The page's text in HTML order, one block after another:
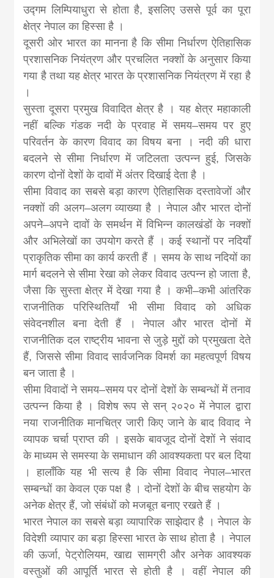
उद्गम लिम्पियाधुरा से होता है, इसलिए उससे पूर्व का पूरा
क्षेत्र नेपाल का हिस्सा है ।
दूसरी ओर भारत का मानना है कि सीमा निर्धारण ऐतिहासिक
प्रशासनिक नियंत्रण और प्रचलित नक्शों के अनुसार किया
गया है तथा यह क्षेत्र भारत के प्रशासनिक नियंत्रण में रहा है
।
सुस्ता दूसरा प्रमुख विवादित क्षेत्र है । यह क्षेत्र महाकाली
नहीं बल्कि गंडक नदी के प्रवाह में समय–समय पर हुए
परिवर्तन के कारण विवाद का विषय बना । नदी की धारा
बदलने से सीमा निर्धारण में जटिलता उत्पन्न हुई, जिसके
कारण दोनों देशों के दावों में अंतर दिखाई देता है ।
सीमा विवाद का सबसे बड़ा कारण ऐतिहासिक दस्तावेजों और
नक्शों की अलग–अलग व्याख्या है । नेपाल और भारत दोनों
अपने–अपने दावों के समर्थन में विभिन्न कालखंडों के नक्शों
और अभिलेखों का उपयोग करते हैं । कई स्थानों पर नदियाँ
प्राकृतिक सीमा का कार्य करती हैं । समय के साथ नदियों का
मार्ग बदलने से सीमा रेखा को लेकर विवाद उत्पन्न हो जाता है,
जैसा कि सुस्ता क्षेत्र में देखा गया है । कभी–कभी आंतरिक
राजनीतिक परिस्थितियाँ भी सीमा विवाद को अधिक
संवेदनशील बना देती हैं । नेपाल और भारत दोनों में
राजनीतिक दल राष्ट्रीय भावना से जुड़े मुद्दों को प्रमुखता देते
हैं, जिससे सीमा विवाद सार्वजनिक विमर्श का महत्वपूर्ण विषय
बन जाता है ।
सीमा विवादों ने समय–समय पर दोनों देशों के सम्बन्धों में तनाव
उत्पन्न किया है । विशेष रूप से सन् २०२० में नेपाल द्वारा
नया राजनीतिक मानचित्र जारी किए जाने के बाद विवाद ने
व्यापक चर्चा प्राप्त की । इसके बावजूद दोनों देशों ने संवाद
के माध्यम से समस्या के समाधान की आवश्यकता पर बल दिया
। हालाँकि यह भी सत्य है कि सीमा विवाद नेपाल–भारत
सम्बन्धों का केवल एक पक्ष है । दोनों देशों के बीच सहयोग के
अनेक क्षेत्र हैं, जो संबंधों को मजबूत बनाए रखते हैं ।
भारत नेपाल का सबसे बड़ा व्यापारिक साझेदार है । नेपाल के
विदेशी व्यापार का बड़ा हिस्सा भारत के साथ होता है । नेपाल
की ऊर्जा, पेट्रोलियम, खाद्य सामग्री और अनेक आवश्यक
वस्तुओं की आपूर्ति भारत से होती है । वहीं नेपाल की